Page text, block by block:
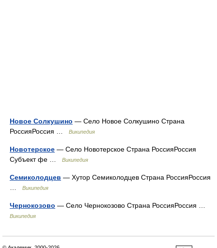
Новое Солкушино — Село Новое Солкушино Страна
РоссияРоссия …
Википедия
Новотерское — Село Новотерское Страна РоссияРоссия
Субъект фе …
Википедия
Семиколодцев — Хутор Семиколодцев Страна РоссияРоссия
Википедия
Чернокозово — Село Чернокозово Страна РоссияРоссия …
Википедия